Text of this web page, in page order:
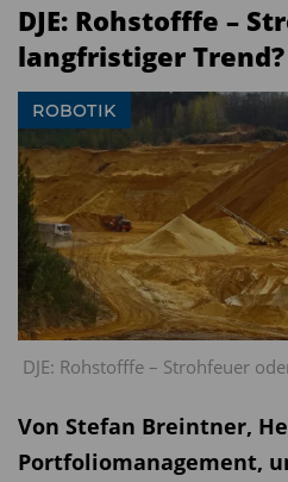
DJE: Rohstofffe –
langfristiger Trend?
DJE: Rohstofffe – Strohfeuer
ROBOTIK
Von Stefan Breintner,
Portfoliomanagement,